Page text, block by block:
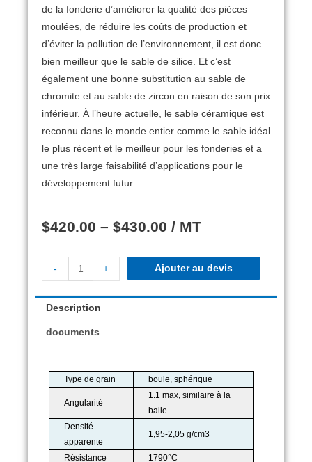
de la fonderie d’améliorer la qualité des pièces
moulées, de réduire les coûts de production et
d’éviter la pollution de l’environnement, il est donc
bien meilleur que le sable de silice. Et c’est
également une bonne substitution au sable de
chromite et au sable de zircon en raison de son prix
inférieur. À l’heure actuelle, le sable céramique est
reconnu dans le monde entier comme le sable idéal
le plus récent et le meilleur pour les fonderies et a
une très large faisabilité d’applications pour le
développement futur.
$420.00 – $430.00 / MT
- + Ajouter au devis
Description
documents
Type de grain boule, sphérique
Angularité
1.1 max, similaire à la
balle
Densité
apparente
1,95-2,05 g/cm3
Résistance
1790°C